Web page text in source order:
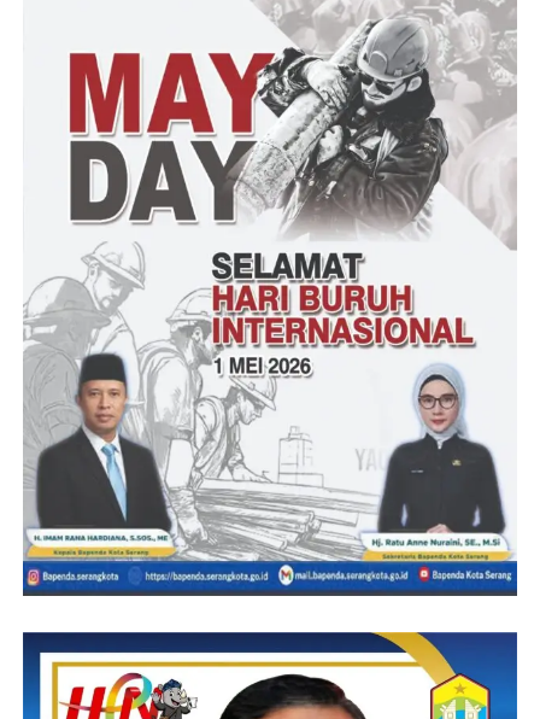
mempedomani ketentuan dan tujuan dilaksanakannya Lomba
Karya Jurnalistik (LKJ). Publikasikan kegiatan TMMD Ke-116
TA 2023 secara massif,” pungkas Mayjen TNI Mochammad
Sementara itu Danrem 064/MY usai mengikuti Rakornis
menyampaikan Untuk di Korem 064/MY sendiri, kali ini Kodim
0623/Cilegon menjadi pelaksana TMMD ke 116 di Kelurahan
Cikerai Kecamatan Cibeber sehingga pejabat Forkopimda Kota
Cilegon juga hadir di acara Rakornis secara virtual
“Vicon ini untuk menyamakan persepsi tentang berbagai
program pemerintah yang dapat disinergikan melalui TMMD ke
116 yang akan dilaksanakan mulai pada tanggal 10 Mei s.d. 8
Juni 2023 mendatang,” terang Danrem